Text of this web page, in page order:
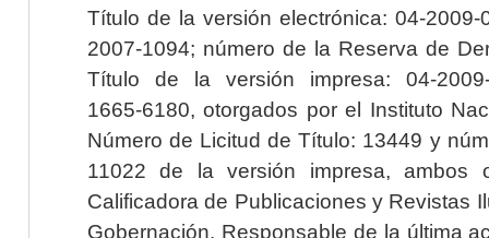
Título de la versión electrónica: 04-2009-
2007-1094; número de la Reserva de
Título de la versión impresa: 04-2009-
1665-6180, otorgados por el Instituto
Número de Licitud de Título: 13449 y
11022 de la versión impresa, ambos
Calificadora de Publicaciones y Revistas
Gobernación. Responsable de la última